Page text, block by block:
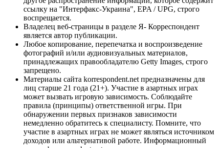
ссылку на "Интерфакс-Украина", EPA / UPG, строго
воспрещается.
Владелец веб-страницы в разделе Я- Корреспондент
является автор публикации.
Любое копирование, перепечатка и воспроизведение
фотографий и/или аудиовизуальных материалов,
принадлежащих правообладателю Getty Images, строго
запрещено.
Материалы сайта korrespondent.net предназначены для
лиц старше 21 года (21+). Участие в азартных играх
может вызвать игровую зависимость. Соблюдайте
правила (принципы) ответственной игры. При
обнаружении первых признаков зависимости
немедленно обратитесь к специалисту. Помните, что
участие в азартных играх не может являться источником
доходов или альтернативой работе. Информационный